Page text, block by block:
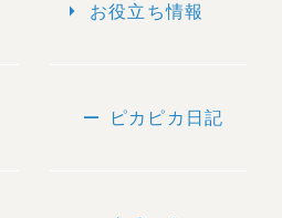
arrow_right お役立ち情報
remove ピカピカ日記